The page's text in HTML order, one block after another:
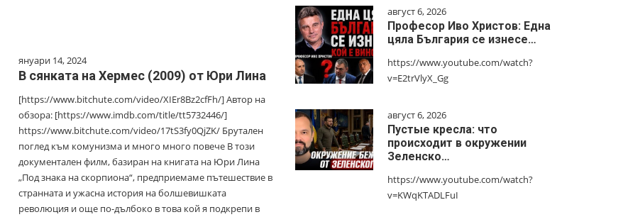
януари 14, 2024
В сянката на Хермес (2009) от Юри Лина
[https://www.bitchute.com/video/XIEr8Bz2cfFh/] Автор на
обзора: [https://www.imdb.com/title/tt5732446/]
https://www.bitchute.com/video/17tS3fy0QjZK/ Брутален
поглед към комунизма и много много повече В този
документален филм, базиран на книгата на Юри Лина
„Под знака на скорпиона“, предприемаме пътешествие в
странната и ужасна история на болшевишката
революция и още по-дълбоко в това кой я подкрепи в
август 6, 2026
Професор Иво Христов: Една
цяла България се изнесе…
https://www.youtube.com/watch?
v=E2trVlyX_Gg
август 6, 2026
Пустые кресла: что
происходит в окружении
Зеленско…
https://www.youtube.com/watch?
v=KWqKTADLFuI